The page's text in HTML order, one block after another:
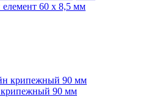
60 x 8,5 мм
90 мм